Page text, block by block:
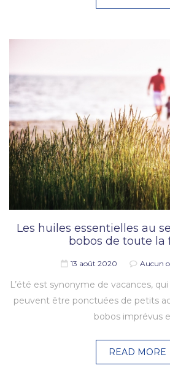
Les huiles essentielles au
bobos de toute la
13 août 2020 Aucun
L’été est synonyme de vacances,
peuvent être ponctuées de petits
bobos imprévus
READ MORE